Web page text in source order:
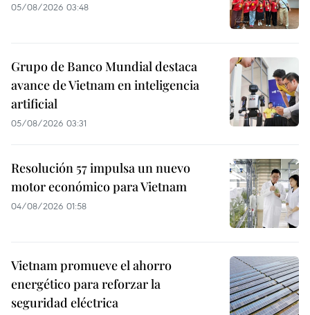
05/08/2026 03:48
Grupo de Banco Mundial destaca
avance de Vietnam en inteligencia
artificial
05/08/2026 03:31
Resolución 57 impulsa un nuevo
motor económico para Vietnam
04/08/2026 01:58
Vietnam promueve el ahorro
energético para reforzar la
seguridad eléctrica